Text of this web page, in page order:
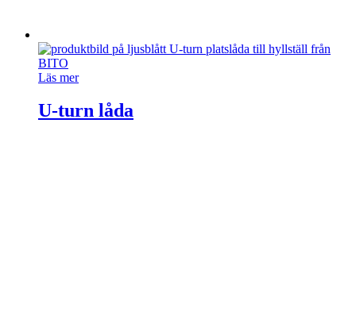
Läs mer
U-turn låda